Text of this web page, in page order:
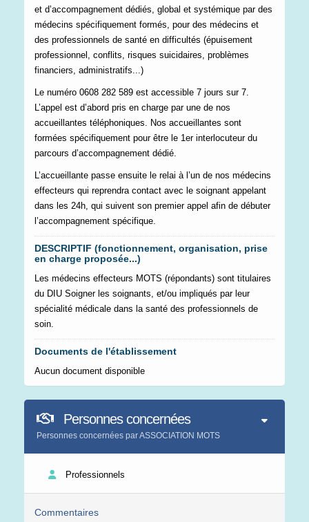
et d’accompagnement dédiés, global et systémique par des
médecins spécifiquement formés, pour des médecins et
des professionnels de santé en difficultés (épuisement
professionnel, conflits, risques suicidaires, problèmes
financiers, administratifs...)
Le numéro 0608 282 589 est accessible 7 jours sur 7.
L’appel est d’abord pris en charge par une de nos
accueillantes téléphoniques. Nos accueillantes sont
formées spécifiquement pour être le 1er interlocuteur du
parcours d’accompagnement dédié.
L’accueillante passe ensuite le relai à l’un de nos médecins
effecteurs qui reprendra contact avec le soignant appelant
dans les 24h, qui suivent son premier appel afin de débuter
l’accompagnement spécifique.
DESCRIPTIF (fonctionnement, organisation, prise
en charge proposée...)
Les médecins effecteurs MOTS (répondants) sont titulaires
du DIU Soigner les soignants, et/ou impliqués par leur
spécialité médicale dans la santé des professionnels de
soin.
Documents de l'établissement
Aucun document disponible
Personnes concernées
Personnes concernées par ASSOCIATION MOTS
Professionnels
Commentaires